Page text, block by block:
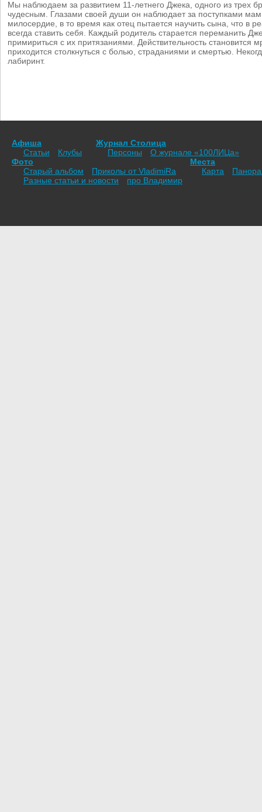
Мы наблюдаем за развитием 11-летнего Джека, одного из трех
чудесным. Глазами своей души он наблюдает за поступками
милосердие, в то время как отец пытается научить сына, что в
всегда ставить себя. Каждый родитель старается переманить
примириться с их притязаниями. Действительность становится
приходится столкнуться с болью, страданиями и смертью.
лабиринт.
Афиша
Статьи
Клубы
Журнал Столица
Персоны
О журнале «100ЛИЦа»
Фото
Старый альбом
Приколы от VladimiRа
Места
Карта
Разные статьи и новости
про Владимир